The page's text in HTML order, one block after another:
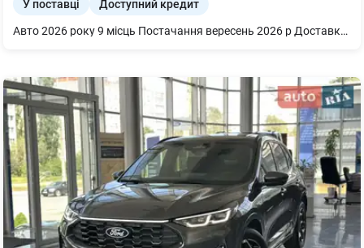
У поставці Доступний кредит
Авто 2026 року 9 місць Постачання вересень 2026 р Доставку у любий регіон України